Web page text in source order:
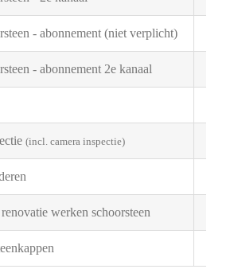
- abonnement (niet verplicht)
- abonnement 2e kanaal
(incl. camera inspectie)
werken schoorsteen